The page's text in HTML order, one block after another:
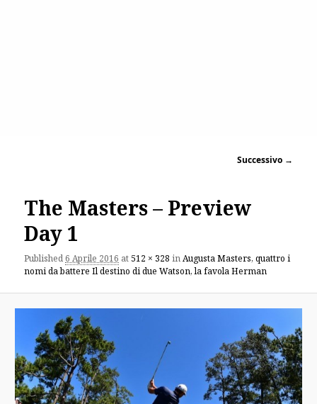
Successivo →
The Masters – Preview
Day 1
Published6 Aprile 2016 at 512 × 328 inAugusta Masters, quattro i
nomi da battere Il destino di due Watson, la favola Herman